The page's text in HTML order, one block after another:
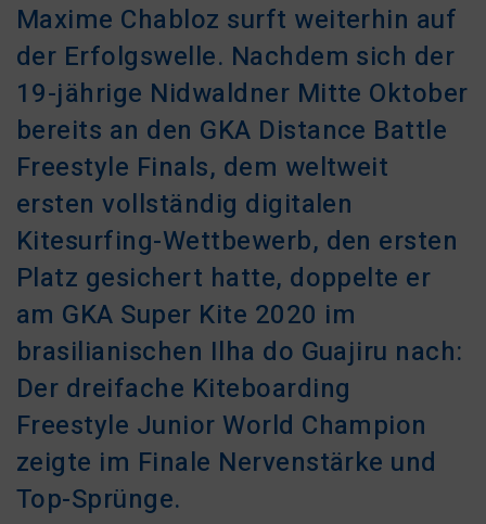
Maxime Chabloz surft weiterhin auf
der Erfolgswelle. Nachdem sich der
19-jährige Nidwaldner Mitte Oktober
bereits an den GKA Distance Battle
Freestyle Finals, dem weltweit
ersten vollständig digitalen
Kitesurfing-Wettbewerb, den ersten
Platz gesichert hatte, doppelte er
am GKA Super Kite 2020 im
brasilianischen Ilha do Guajiru nach:
Der dreifache Kiteboarding
Freestyle Junior World Champion
zeigte im Finale Nervenstärke und
Top-Sprünge.